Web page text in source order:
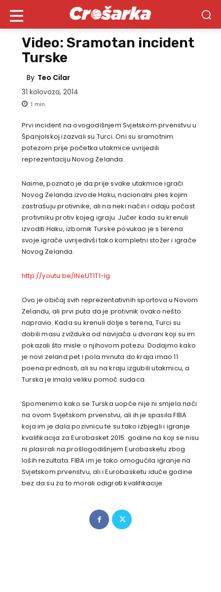
Video: Sramotan incident
Turske
By Teo Cilar
31 kolovoza, 2014
1 min.
Prvi incident na ovogodišnjem Svjetskom prvenstvu u
Španjolskoj izazvali su Turci. Oni su sramotnim
potezom prije početka utakmice uvrijedili
reprezentaciju Novog Zelanda.
Naime, poznato je da prije svake utakmice igrači
Novog Zelanda izvode Haku, nacionalni ples kojim
zastrašuju protivnike, ali na neki način i odaju počast
protivniku protiv kojeg igraju. Jučer kada su krenuli
izvoditi Haku, izbornik Turske povukao je s terena
svoje igrače uvrijedivši tako kompletni stožer i igrače
Novog Zelanda.
http://youtu.be/lNeUT1T1-lg
Ovo je običaj svih reprezentativnih sportova u Novom
Zelandu, ali prvi puta da je protivnik ovako nešto
napravio. Kada su krenuli dolje s terena, Turci su
dobili masu zvižduka od navijača u dvorani koji su im
pokazali što misle o njihovom potezu. Dodajmo kako
je novi zeland pet i pola minuta do kraja imao 11
poena prednosti, ali su na kraju izgubili utakmicu, a
Turska je imala veliku pomoć sudaca.
Spomenimo kako se Turska uopće nije ni smjela naći
na ovom Svjetskom prvenstvu, ali ih je spasila FIBA
koja im je dala pozivnicu te su tako izbjegli i igranje
kvalifikacija za Eurobasket 2015. godine na koji se nisu
ni plasirali na prošlogodišnjem Eurobasketu zbog
loših rezultata. FIBA im je tako omogućila igranje na
Svjetskom prvenstvu, ali i Eurobasketu iduće godine
bez da su za to morali odigrati kvalifikacije.